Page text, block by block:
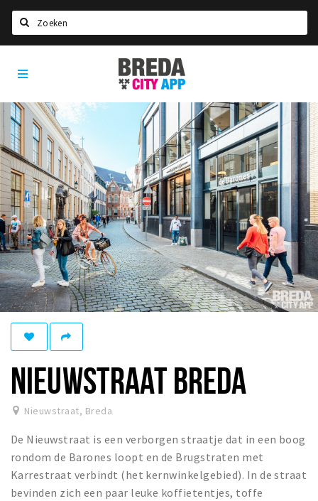
Home
Agenda
Deals
Party pics
Nieuws, interviews & blogs
Eten
Drinken
Slapen
Recreatief
Winkels
Winkelgebieden
Bezienswaardigheden
Musea, theaters & podia
Uitjes & activiteiten
Toeristische routes
Natuurgebieden
Breda
City
App
NIEUWSTRAAT BREDA
Nieuwstraat, Breda
De Nieuwstraat is een verborgen straatje dat in een boog
rondom de Barones loopt en de Brugstraten met
Karrestraat verbindt (het kernwinkelgebied). In de straat
bevinden zich een paar leuke koffietentjes, toffe